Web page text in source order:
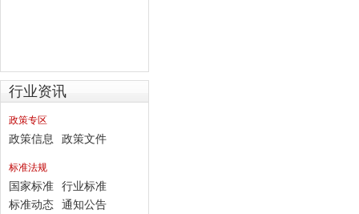
行业资讯
政策专区
政策信息 政策文件
标准法规
国家标准
行业标准
标准动态
通知公告